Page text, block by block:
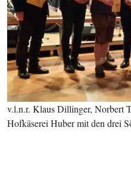
v.l.n.r. Klaus Dillinger, Norbert
Hofkäserei Huber mit den drei